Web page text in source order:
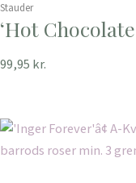
Stauder
‘Hot
99,95 kr.